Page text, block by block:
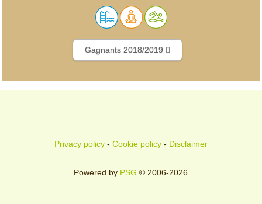
Gagnants 2018/2019
Privacy policy- Cookie policy- Disclaimer
Powered by PSG © 2006-2026